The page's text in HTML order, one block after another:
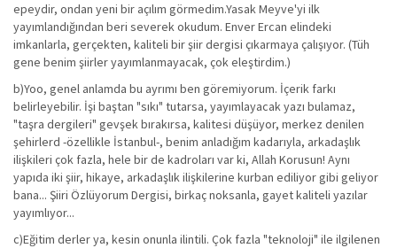
epeydir, ondan yeni bir açılım görmedim.Yasak Meyve'yi ilk
yayımlandığından beri severek okudum. Enver Ercan elindeki
imkanlarla, gerçekten, kaliteli bir şiir dergisi çıkarmaya çalışıyor. (Tüh
gene benim şiirler yayımlanmayacak, çok eleştirdim.)
b)Yoo, genel anlamda bu ayrımı ben göremiyorum. İçerik farkı
belirleyebilir. İşi baştan "sıkı" tutarsa, yayımlayacak yazı bulamaz,
"taşra dergileri" gevşek bırakırsa, kalitesi düşüyor, merkez denilen
şehirlerd -özellikle İstanbul-, benim anladığım kadarıyla, arkadaşlık
ilişkileri çok fazla, hele bir de kadroları var ki, Allah Korusun! Aynı
yapıda iki şiir, hikaye, arkadaşlık ilişkilerine kurban ediliyor gibi geliyor
bana... Şiiri Özlüyorum Dergisi, birkaç noksanla, gayet kaliteli yazılar
yayımlıyor...
c)Eğitim derler ya, kesin onunla ilintili. Çok fazla "teknoloji" ile ilgilenen